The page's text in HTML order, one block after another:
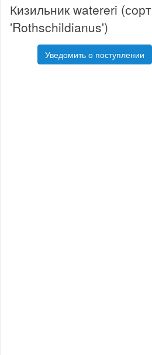
Кизильник watereri (сорт
'Rothschildianus')
Уведомить о поступлении